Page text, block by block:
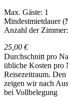
Max. Gäste: 1
Mindestmietdauer
Anzahl der Zimmer:
25,00 €
Durchschnitt pro
übliche Kosten pro
Reisezeitraum.
zeigen wir nach
bei Vollbelegung